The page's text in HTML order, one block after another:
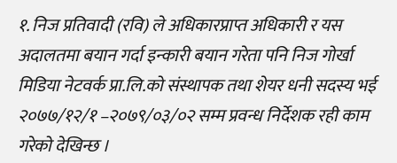
१. निज प्रतिवादी (रवि) ले अधिकारप्राप्त अधिकारी र यस
अदालतमा बयान गर्दा इन्कारी बयान गरेता पनि निज गोर्खा
मिडिया नेटवर्क प्रा.लि.को संस्थापक तथा शेयर धनी सदस्य भई
२०७७/१२/१ –२०७९/०३/०२ सम्म प्रवन्ध निर्देशक रही काम
गरेको देखिन्छ ।